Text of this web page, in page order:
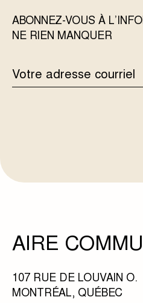
ABONNEZ-VOUS À
NE RIEN MANQUER
ADRESSE
COURRIEL
AIRE
107 RUE DE LOUVAIN O.
MONTRÉAL, QUÉBEC